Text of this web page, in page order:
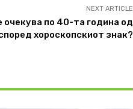
NEXT ARTICLE
очекува по 40-та година од
хороскопскиот знак?